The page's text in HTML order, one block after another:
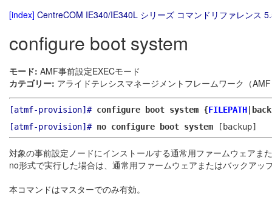
[index] CentreCOM IE340/IE340L シリーズ コマンドリファレンス
configure boot system
モード: AMF事前設定EXECモード
カテゴリー: アライドテレシスマネージメントフレームワーク（
[atmf-provision]# configure boot system {FILEPATH
[atmf-provision]# no configure boot system [backup]
対象の事前設定ノードにインストールする通常用ファームウェアま
no形式で実行した場合は、通常用ファームウェアまたはバックアッ
本コマンドはマスターでのみ有効。